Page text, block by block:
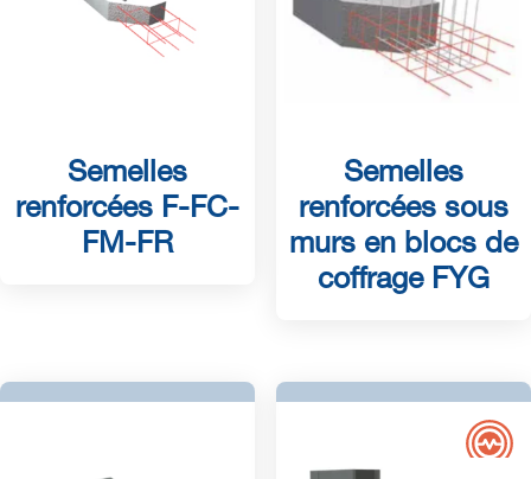
Semelles
renforcées F-FC-
FM-FR
Semelles
renforcées sous
murs en blocs de
coffrage FYG